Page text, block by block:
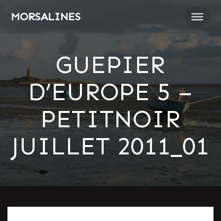
MORSALINES
GUEPIER
D’EUROPE 5 –
PETITNOIR
JUILLET 2011_01